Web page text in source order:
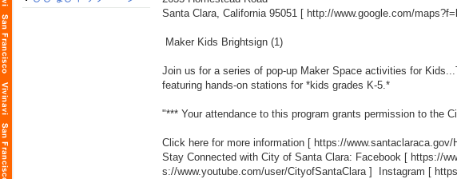
Santa Clara, California 95051 [ http://www.google.com/
Maker Kids Brightsign (1)
Join us for a series of pop-up Maker Space activities for
featuring hands-on stations for *kids grades K-5.*
"*** Your attendance to this program grants permission to the
Click here for more information [ https://
Stay Connected with City of Santa Clara: Facebook [ https://
s://www.youtube.com/user/CityofSantaClara] Instagram [